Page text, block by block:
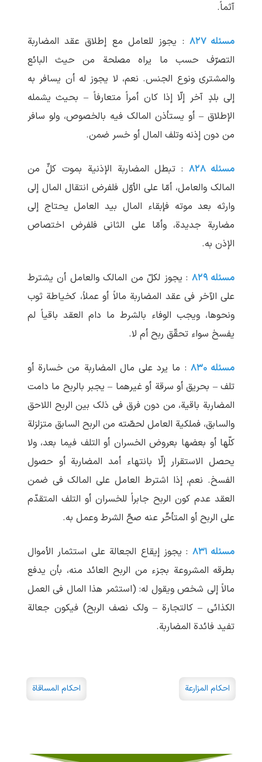
آثماً.
مسئله ۸۲۷
: یجوز للعامل مع إطلاق عقد المضاربة
التصرّف حسب ما یراه مصلحة من حیث البائع
والمشتری ونوع الجنس. نعم، لا یجوز له أن یسافر به
إلی بلدٍ آخر إلّا إذا کان أمراً متعارفاً – بحیث یشمله
الإطلاق – أو یستأذن المالک فیه بالخصوص، ولو سافر
من دون إذنه وتلف المال أو خسر ضمن.
مسئله ۸۲۸
: تبطل المضاربة الإذنیة بموت کلٍّ من
المالک والعامل، أمّا علی الأوّل فلفرض انتقال المال إلی
وارثه بعد موته فإبقاء المال بید العامل یحتاج إلی
مضاربة جدیدة، وأمّا علی الثانی فلفرض اختصاص
الإذن به.
مسئله ۸۲۹
: یجوز لکلّ من المالک والعامل أن یشترط
علی الآخر فی عقد المضاربة مالاً أو عملاً، کخیاطة ثوب
ونحوها، ویجب الوفاء بالشرط ما دام العقد باقیاً لم
یفسخ سواء تحقّق ربح أم لا.
مسئله ۸۳۰
: ما یرد علی مال المضاربة من خسارة أو
تلف – بحریق أو سرقة أو غیرهما – یجبر بالربح ما دامت
المضاربة باقیة، من دون فرق فی ذلک بین الربح اللاحق
والسابق، فملکیة العامل لحصّته من الربح السابق متزلزلة
کلّها أو بعضها بعروض الخسران أو التلف فیما بعد، ولا
یحصل الاستقرار إلّا بانتهاء أمد المضاربة أو حصول
الفسخ. نعم، إذا اشترط العامل علی المالک فی ضمن
العقد عدم کون الربح جابراً للخسران أو التلف المتقدّم
علی الربح أو المتأخّر عنه صحّ الشرط وعمل به.
مسئله ۸۳۱
: یجوز إیقاع الجعالة علی استثمار الأموال
بطرقه المشروعة بجزء من الربح العائد منه، بأن یدفع
مالاً إلی شخص ویقول له: (استثمر هذا المال فی العمل
الکذائی – کالتجارة – ولک نصف الربح) فیکون جعالة
تفید فائدة المضاربة.
احکام المزارعة احکام المساقاة